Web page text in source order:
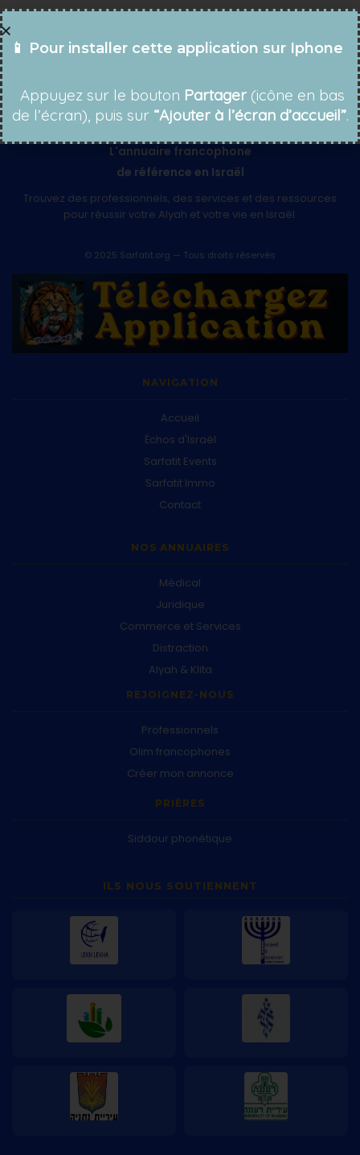
L'annuaire francophone
de référence en Israël
Trouvez des professionnels, des services et des ressources
pour réussir votre Alyah et votre vie en Israël.
© 2025 Sarfatit.org — Tous droits réservés
NAVIGATION
Accueil
Échos d'Israël
Sarfatit Events
Sarfatit Immo
Contact
NOS ANNUAIRES
Médical
Juridique
Commerce et Services
Distraction
Alyah & Klita
REJOIGNEZ-NOUS
Professionnels
Olim francophones
Créer mon annonce
PRIÈRES
Siddour phonétique
ILS NOUS SOUTIENNENT
📱 Pour installer cette application sur Iphone
Appuyez sur le bouton Partager(icône en bas
de l’écran), puis sur “Ajouter à l’écran d’accueil”.